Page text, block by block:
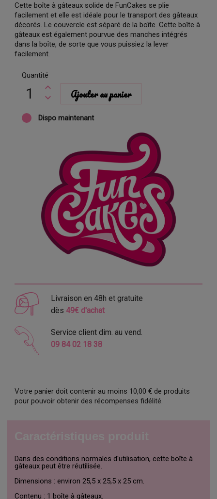
Cette boîte à gâteaux solide de FunCakes se plie
facilement et elle est idéale pour le transport des gâteaux
décorés. Le couvercle est séparé de la boîte. Cette boîte à
gâteaux est également pourvue des manches intégrés
dans la boîte, de sorte que vous puissiez la lever
facilement.
Quantité
Ajouter au panier
Dispo maintenant
Livraison en 48h et gratuite
dès 49€ d'achat
Service client dim. au vend.
09 84 02 18 38
Votre panier doit contenir au moins 10,00 € de produits
pour pouvoir obtenir des récompenses fidélité.
Dans des conditions normales d'utilisation, cette boîte à
gâteaux peut être réutilisée.
Dimensions : environ 25,5 x 25,5 x 25 cm.
Contenu : 1 boîte à gâteaux.